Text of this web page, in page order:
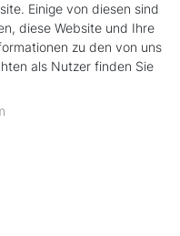
Einige von diesen sind
diese Website und Ihre
zu den von uns
als Nutzer finden Sie